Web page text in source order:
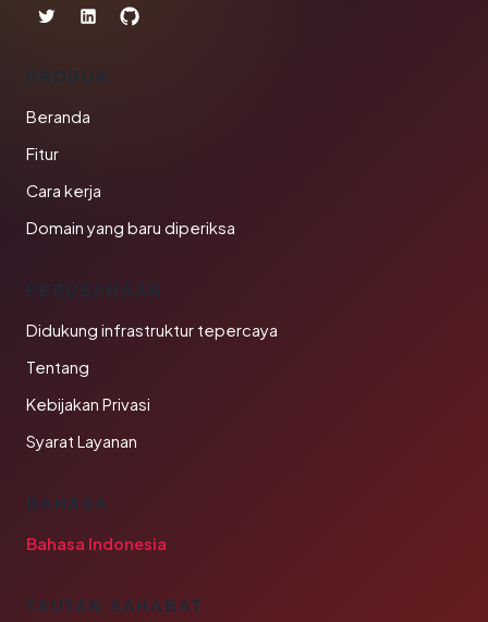
PRODUK
Beranda
Fitur
Cara kerja
Domain yang baru diperiksa
PERUSAHAAN
Didukung infrastruktur tepercaya
Tentang
Kebijakan Privasi
Syarat Layanan
BAHASA
Bahasa Indonesia
TAUTAN SAHABAT